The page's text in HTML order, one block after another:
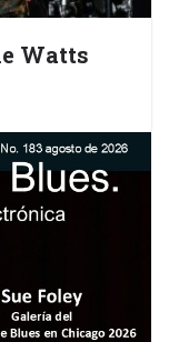
Watts